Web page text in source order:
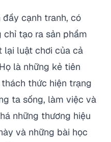
cạnh tranh, có
chỉ tạo ra sản phẩm
lại luật chơi của cả
là những kẻ tiên
thức hiện trạng
ta sống, làm việc và
những thương hiệu
và những bài học